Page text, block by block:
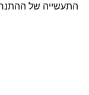
התעשייה של